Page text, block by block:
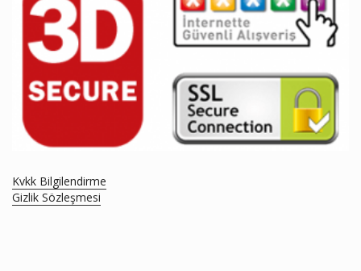
Kvkk Bilgilendirme
Gizlik Sözleşmesi